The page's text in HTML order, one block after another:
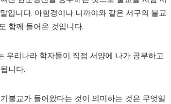
입니다. 아함경이나 니까야와 같은 서구의 불교
함께 들어온 것입니다.
우리나라 학자들이 직접 서양에 나가 공부하고
니다.
불교가 들어왔다는 것이 의미하는 것은 무엇일